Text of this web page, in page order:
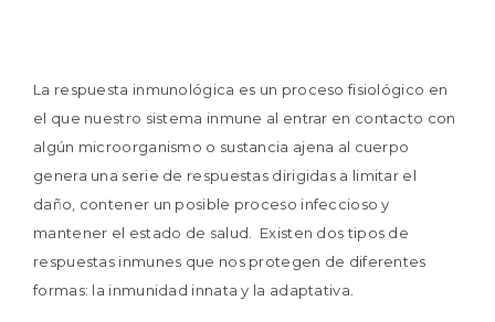
La respuesta inmunológica es un proceso fisiológico en
el que nuestro sistema inmune al entrar en contacto con
algún microorganismo o sustancia ajena al cuerpo
genera una serie de respuestas dirigidas a limitar el
daño, contener un posible proceso infeccioso y
mantener el estado de salud. Existen dos tipos de
respuestas inmunes que nos protegen de diferentes
formas: la inmunidad innata y la adaptativa.